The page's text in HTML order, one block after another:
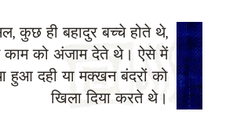
कुछ ही बहादुर बच्चे होते थे,
काम को अंजाम देते थे। ऐसे में
हुआ दही या मक्खन बंदरों को
खिला दिया करते थे।